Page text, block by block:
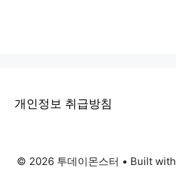
개인정보 취급방침
© 2026 투데이몬스터 • Built with